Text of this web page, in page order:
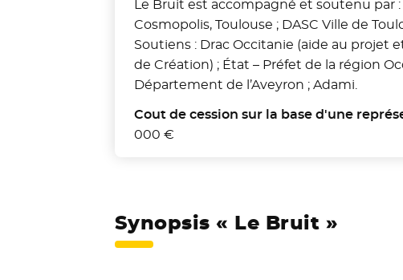
Le Bruit est accompagné et soutenu par :
Cosmopolis, Toulouse ; DASC Ville de
Soutiens : Drac Occitanie (aide au projet
de Création) ; État – Préfet de la région
Département de l’Aveyron ; Adami.
Cout de cession sur la base d'une
000 €
Synopsis « Le Bruit »